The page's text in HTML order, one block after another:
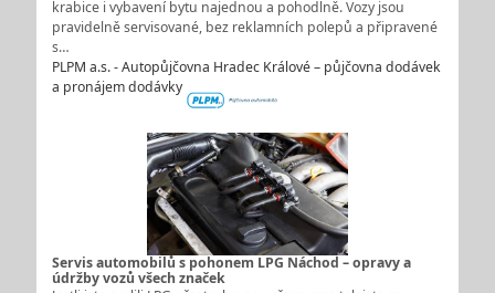
krabice i vybavení bytu najednou a pohodlně. Vozy jsou
pravidelně servisované, bez reklamních polepů a připravené
s…
PLPM a.s. - Autopůjčovna Hradec Králové – půjčovna dodávek
a pronájem dodávky
Servis automobilů s pohonem LPG Náchod – opravy a
údržby vozů všech značek